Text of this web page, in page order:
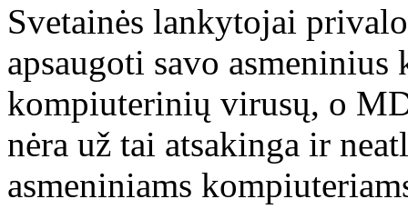
Svetainės lankytojai
apsaugoti savo
kompiuterinių virusų, o
nėra už tai atsakinga ir
asmeniniams